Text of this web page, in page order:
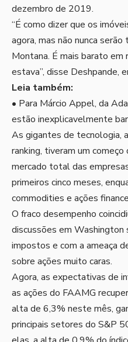
dezembro de 2019.
“É como dizer que os
agora, mas não nunca
Montana. É mais barato em
estava”, disse Deshpande,
Leia também:
• Para Márcio Appel, da
estão inexplicavelmente
As gigantes de tecnologia,
ranking, tiveram um
mercado total das
primeiros cinco meses,
commodities e ações
O fraco desempenho
discussões em
impostos e com a ameaça
sobre ações muito caras.
Agora, as expectativas de
as ações do FAAMG
alta de 6,3% neste mês,
principais setores do S&P